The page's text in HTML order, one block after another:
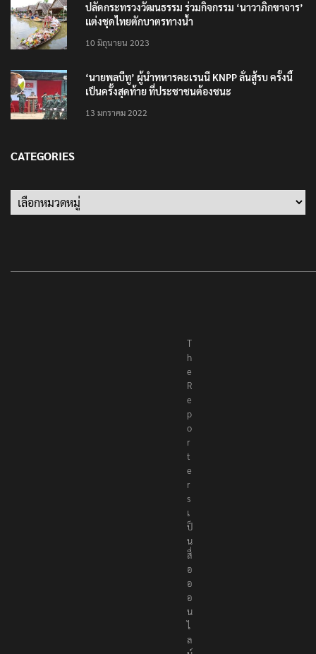
ปลัดกระทรวงวัฒนธรรม ร่วมกิจกรรม ‘นาวาภิกขาจาร’
แต่งชุดไทยตักบาตรทางน้ำ
10 มิถุนายน 2023
‘นายพลบีทู’ ผู้นำทหารคะเรนนี KNPP ลั่นสู้รบ ครั้งนี้
เป็นครั้งสุดท้าย ที่ประชาชนต้องชนะ
13 มกราคม 2022
CATEGORIES
Categories
T
h
e
R
e
p
o
r
t
e
r
s
เ
ป็
น
สื่
อ
อ
อ
น
ไ
ล